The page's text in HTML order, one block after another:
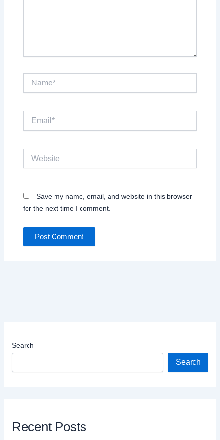
Email*
Website
Save my name, email, and website in this browser
for the next time I comment.
Search
Search
Recent Posts